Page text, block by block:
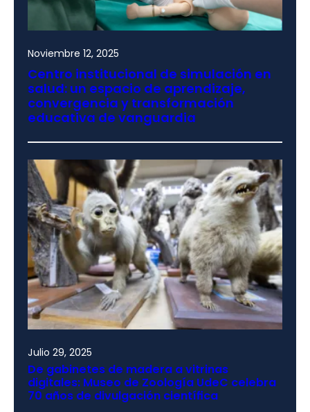
Noviembre 12, 2025
Centro institucional de simulación en
salud: un espacio de aprendizaje,
convergencia y transformación
educativa de vanguardia
Julio 29, 2025
De gabinetes de madera a vitrinas
digitales: Museo de Zoología UdeC celebra
70 años de divulgación científica